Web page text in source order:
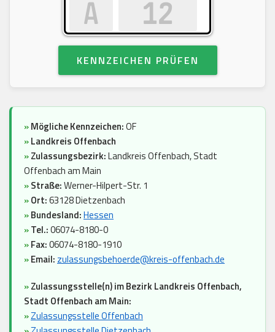
KENNZEICHEN PRÜFEN
»Mögliche Kennzeichen:OF
»Landkreis Offenbach
»Zulassungsbezirk:Landkreis Offenbach, Stadt
Offenbach am Main
»Straße:Werner-Hilpert-Str. 1
»Ort:63128 Dietzenbach
»Bundesland:Hessen
»Tel.:06074-8180-0
»Fax:06074-8180-1910
»Email: zulassungsbehoerde@kreis-offenbach.de
»Zulassungsstelle(n) im Bezirk Landkreis Offenbach,
Stadt Offenbach am Main:
»Zulassungsstelle Offenbach